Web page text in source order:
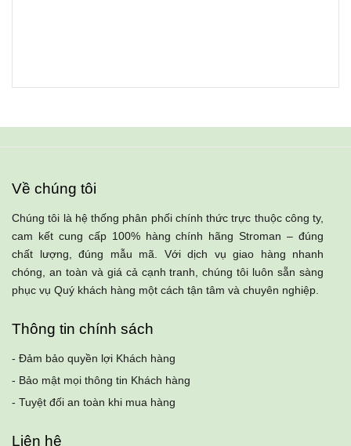
Về chúng tôi
Chúng tôi là hệ thống phân phối chính thức trực thuộc công ty,
cam kết cung cấp 100% hàng chính hãng Stroman – đúng
chất lượng, đúng mẫu mã. Với dịch vụ giao hàng nhanh
chóng, an toàn và giá cả cạnh tranh, chúng tôi luôn sẵn sàng
phục vụ Quý khách hàng một cách tận tâm và chuyên nghiệp.
Thông tin chính sách
- Đảm bảo quyền lợi Khách hàng
- Bảo mật mọi thông tin Khách hàng
- Tuyệt đối an toàn khi mua hàng
Liên hệ